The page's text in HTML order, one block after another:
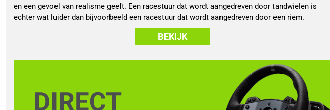
en een gevoel van realisme geeft. Een racestuur dat wordt aangedreven door tandwielen is
echter wat luider dan bijvoorbeeld een racestuur dat wordt aangedreven door een riem.
BEKIJK